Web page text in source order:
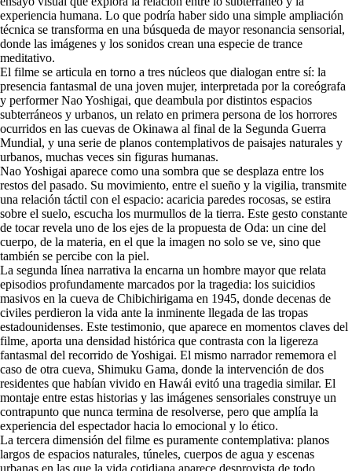
experiencia humana. Lo que podría haber sido una simple ampliación
técnica se transforma en una búsqueda de mayor resonancia sensorial,
donde las imágenes y los sonidos crean una especie de trance
meditativo.
El filme se articula en torno a tres núcleos que dialogan entre sí: la
presencia fantasmal de una joven mujer, interpretada por la coreógrafa
y performer Nao Yoshigai, que deambula por distintos espacios
subterráneos y urbanos, un relato en primera persona de los horrores
ocurridos en las cuevas de Okinawa al final de la Segunda Guerra
Mundial, y una serie de planos contemplativos de paisajes naturales y
urbanos, muchas veces sin figuras humanas.
Nao Yoshigai aparece como una sombra que se desplaza entre los
restos del pasado. Su movimiento, entre el sueño y la vigilia, transmite
una relación táctil con el espacio: acaricia paredes rocosas, se estira
sobre el suelo, escucha los murmullos de la tierra. Este gesto constante
de tocar revela uno de los ejes de la propuesta de Oda: un cine del
cuerpo, de la materia, en el que la imagen no solo se ve, sino que
también se percibe con la piel.
La segunda línea narrativa la encarna un hombre mayor que relata
episodios profundamente marcados por la tragedia: los suicidios
masivos en la cueva de Chibichirigama en 1945, donde decenas de
civiles perdieron la vida ante la inminente llegada de las tropas
estadounidenses. Este testimonio, que aparece en momentos claves del
filme, aporta una densidad histórica que contrasta con la ligereza
fantasmal del recorrido de Yoshigai. El mismo narrador rememora el
caso de otra cueva, Shimuku Gama, donde la intervención de dos
residentes que habían vivido en Hawái evitó una tragedia similar. El
montaje entre estas historias y las imágenes sensoriales construye un
contrapunto que nunca termina de resolverse, pero que amplía la
experiencia del espectador hacia lo emocional y lo ético.
La tercera dimensión del filme es puramente contemplativa: planos
largos de espacios naturales, túneles, cuerpos de agua y escenas
urbanas en las que la vida cotidiana aparece desprovista de todo